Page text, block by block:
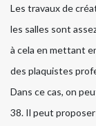
Les travaux de
les salles sont
à cela en mettant
des plaquistes
Dans ce cas, on
38. Il peut